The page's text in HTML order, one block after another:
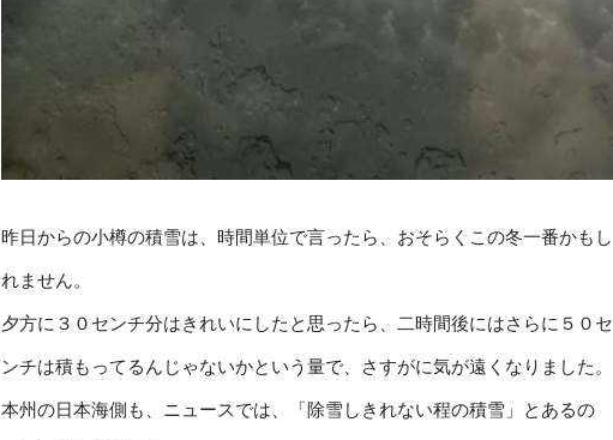
昨日からの小樽の積雪は、時間単位で言ったら、おそらくこの冬一番かもし
れません。
夕方に３０センチ分はきれいにしたと思ったら、二時間後にはさらに５０セ
ンチは積もってるんじゃないかという量で、さすがに気が遠くなりました。
本州の日本海側も、ニュースでは、「除雪しきれない程の積雪」とあるの